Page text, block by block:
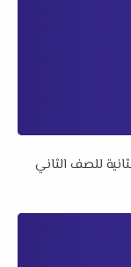
للصف الثاني